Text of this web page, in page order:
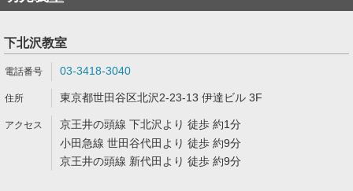
下北沢教室
03-3418-3040
東京都世田谷区北沢2-23-13 伊達ビル 3F
京王井の頭線 下北沢より 徒歩 約1分
小田急線 世田谷代田より 徒歩 約9分
京王井の頭線 新代田より 徒歩 約9分